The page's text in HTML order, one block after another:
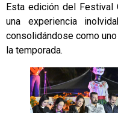
Esta edición del Festival
una experiencia
consolidándose como
la temporada.